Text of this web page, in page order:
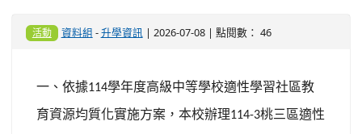
活動 資料組 -升學資訊| 2026-07-08 | 點閱數： 46
一、依據114學年度高級中等學校適性學習社區教
育資源均質化實施方案，本校辦理114-3桃三區適性